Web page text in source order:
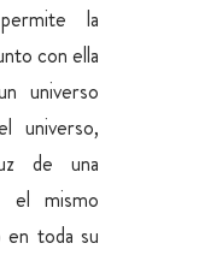
la
con ella
universo
universo,
de una
el mismo
en toda su